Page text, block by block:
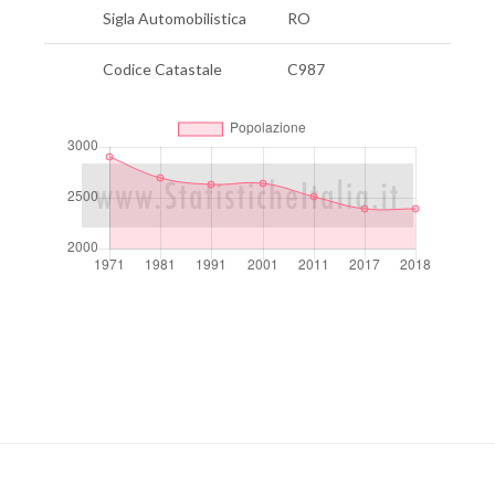
Sigla Automobilistica RO
Codice Catastale C987